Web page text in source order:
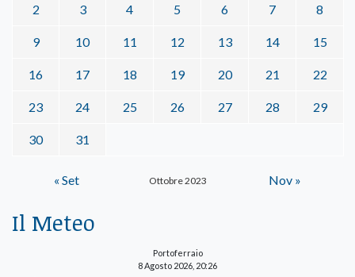
Ottobre 2023
2 3 4 5 6 7 8
9 10 11 12 13 14 15
16 17 18 19 20 21 22
23 24 25 26 27 28 29
30 31
« Set Nov »
Il Meteo
Portoferraio
8 Agosto 2026, 20:26